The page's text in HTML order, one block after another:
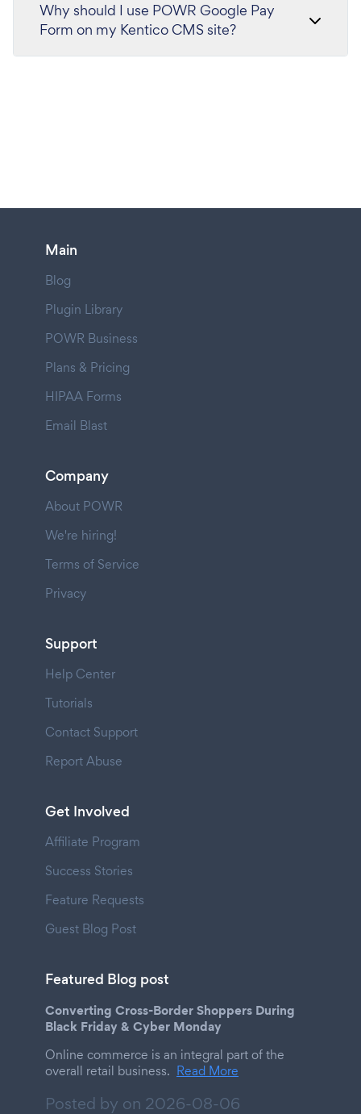
Why should I use POWR Google Pay
Form on my Kentico CMS site?
Main
Blog
Plugin Library
POWR Business
Plans & Pricing
HIPAA Forms
Email Blast
Company
About POWR
We're hiring!
Terms of Service
Privacy
Support
Help Center
Tutorials
Contact Support
Report Abuse
Get Involved
Affiliate Program
Success Stories
Feature Requests
Guest Blog Post
Featured Blog post
Converting Cross-Border Shoppers During
Black Friday & Cyber Monday
Online commerce is an integral part of the
overall retail business. Read More
Posted by on 2026-08-06